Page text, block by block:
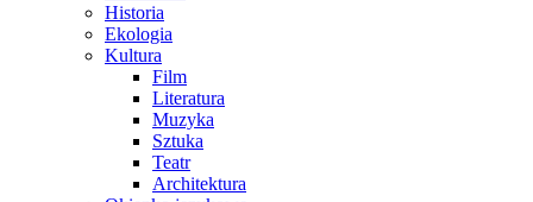
Historia
Ekologia
Kultura
Film
Literatura
Muzyka
Sztuka
Teatr
Architektura